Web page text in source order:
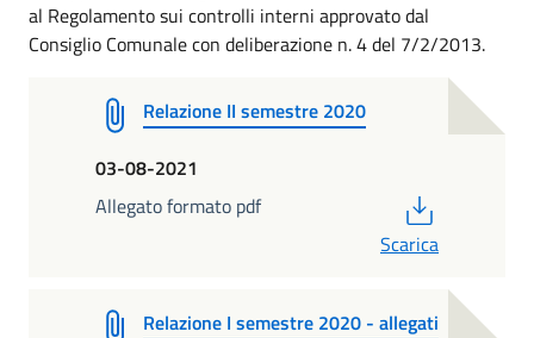
al Regolamento sui controlli interni approvato dal
Consiglio Comunale con deliberazione n. 4 del 7/2/2013.
Relazione II semestre 2020
03-08-2021
Allegato formato pdf
Scarica
Relazione I semestre 2020 - allegati